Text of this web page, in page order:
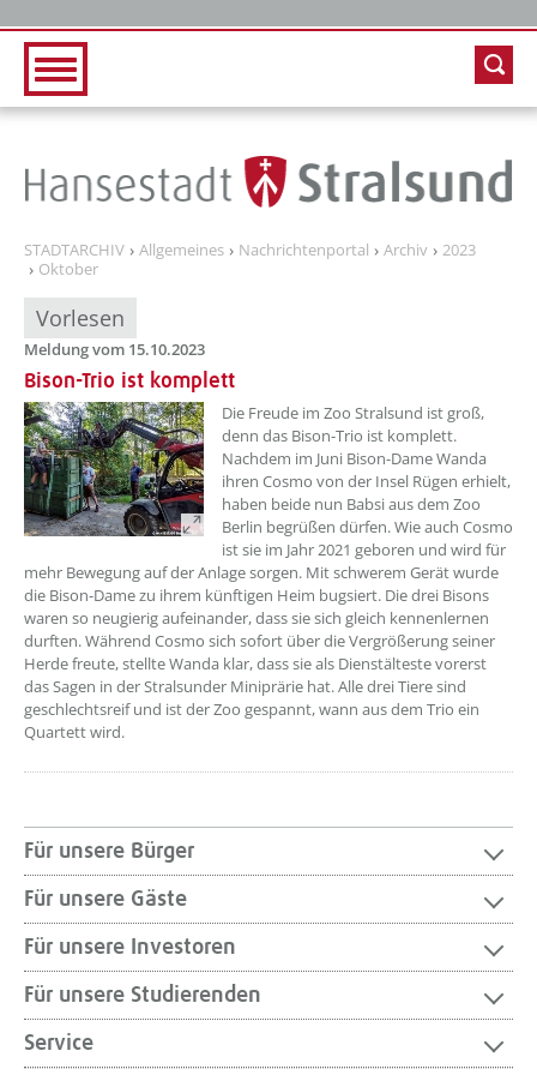
STADTARCHIV Allgemeines Nachrichtenportal Archiv
2023
Oktober
Vorlesen
Meldung vom 15.10.2023
Bison-Trio ist komplett
??? absaetzeOben[1]/titel ???
Die Freude im Zoo Stralsund ist groß,
denn das Bison-Trio ist komplett.
Nachdem im Juni Bison-Dame Wanda
ihren Cosmo von der Insel Rügen erhielt,
haben beide nun Babsi aus dem Zoo
Berlin begrüßen dürfen. Wie auch Cosmo
ist sie im Jahr 2021 geboren und wird für
mehr Bewegung auf der Anlage sorgen. Mit schwerem Gerät wurde
die Bison-Dame zu ihrem künftigen Heim bugsiert. Die drei Bisons
waren so neugierig aufeinander, dass sie sich gleich kennenlernen
durften. Während Cosmo sich sofort über die Vergrößerung seiner
Herde freute, stellte Wanda klar, dass sie als Dienstälteste vorerst
das Sagen in der Stralsunder Miniprärie hat. Alle drei Tiere sind
geschlechtsreif und ist der Zoo gespannt, wann aus dem Trio ein
Quartett wird.
Für unsere Bürger
Für unsere Gäste
Für unsere Investoren
Für unsere Studierenden
Service